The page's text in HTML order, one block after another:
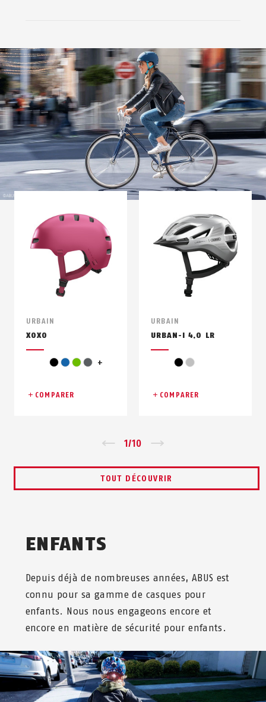
URBAIN
XOXO
noirbleu
vertgris
vert clair +
COMPARER
URBAIN
URBAN-I 4.0 LR
noirargent
COMPARER
Zurück
1/10
TOUT DÉCOUVRIR
ENFANTS
Depuis déjà de nombreuses années, ABUS est
connu pour sa gamme de casques pour
enfants. Nous nous engageons encore et
encore en matière de sécurité pour enfants.